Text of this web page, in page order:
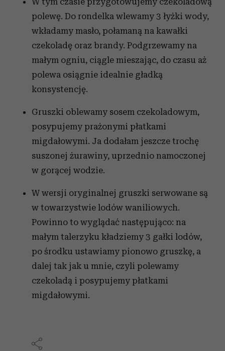
i reklam, aby oferować funkcje społecznościowe i
analizować ruch w naszej witrynie. Informacje o tym, jak
korzystasz z naszej witryny, udostępniamy partnerom
Partnerzy mogą połączyć te informacje z innymi danymi
otrzymanymi od Ciebie lub uzyskanymi podczas
korzystania z ich usług.
polewę. Do rondelka wlewamy 3 łyżki wody,
wkładamy masło, połamaną na kawałki
czekoladę oraz brandy. Podgrzewamy na
małym ogniu, ciągle mieszając, do czasu aż
polewa osiągnie idealnie gładką
konsystencję.
Gruszki oblewamy sosem czekoladowym,
posypujemy prażonymi płatkami
migdałowymi. Ja dodałam jeszcze trochę
suszonej żurawiny, uprzednio namoczonej
w gorącej wodzie.
W wersji oryginalnej gruszki serwowane są
w towarzystwie lodów waniliowych.
Powinno to wyglądać następująco: na
małym talerzyku kładziemy 3 gałki lodów,
po środku ustawiamy pionowo gruszkę, a
dalej tak jak u mnie, czyli polewamy
czekoladą i posypujemy płatkami
migdałowymi.